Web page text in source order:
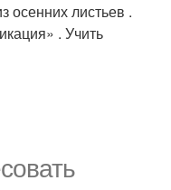
осенних листьев .
. Учить